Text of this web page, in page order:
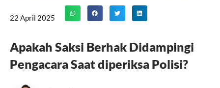
22 April 2025
Apakah Saksi Berhak Didampingi
Pengacara Saat diperiksa Polisi?